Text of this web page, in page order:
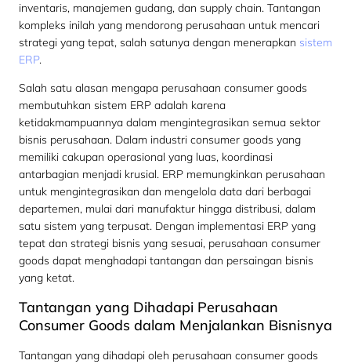
inventaris, manajemen gudang, dan supply chain. Tantangan
kompleks inilah yang mendorong perusahaan untuk mencari
strategi yang tepat, salah satunya dengan menerapkan sistem
ERP.
Salah satu alasan mengapa perusahaan consumer goods
membutuhkan sistem ERP adalah karena
ketidakmampuannya dalam mengintegrasikan semua sektor
bisnis perusahaan. Dalam industri consumer goods yang
memiliki cakupan operasional yang luas, koordinasi
antarbagian menjadi krusial. ERP memungkinkan perusahaan
untuk mengintegrasikan dan mengelola data dari berbagai
departemen, mulai dari manufaktur hingga distribusi, dalam
satu sistem yang terpusat. Dengan implementasi ERP yang
tepat dan strategi bisnis yang sesuai, perusahaan consumer
goods dapat menghadapi tantangan dan persaingan bisnis
yang ketat.
Tantangan yang Dihadapi Perusahaan
Consumer Goods dalam Menjalankan Bisnisnya
Tantangan yang dihadapi oleh perusahaan consumer goods